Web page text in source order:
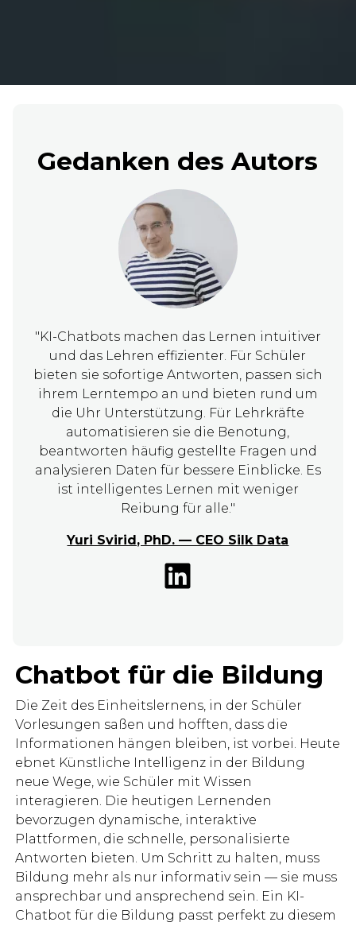
Gedanken des Autors
"KI-Chatbots machen das Lernen intuitiver
und das Lehren effizienter. Für Schüler
bieten sie sofortige Antworten, passen sich
ihrem Lerntempo an und bieten rund um
die Uhr Unterstützung. Für Lehrkräfte
automatisieren sie die Benotung,
beantworten häufig gestellte Fragen und
analysieren Daten für bessere Einblicke. Es
ist intelligentes Lernen mit weniger
Reibung für alle."
Yuri Svirid, PhD. — CEO Silk Data
Chatbot für die Bildung
Die Zeit des Einheitslernens, in der Schüler
Vorlesungen saßen und hofften, dass die
Informationen hängen bleiben, ist vorbei. Heute
ebnet Künstliche Intelligenz in der Bildung
neue Wege, wie Schüler mit Wissen
interagieren. Die heutigen Lernenden
bevorzugen dynamische, interaktive
Plattformen, die schnelle, personalisierte
Antworten bieten. Um Schritt zu halten, muss
Bildung mehr als nur informativ sein — sie muss
ansprechbar und ansprechend sein. Ein KI-
Chatbot für die Bildung passt perfekt zu diesem